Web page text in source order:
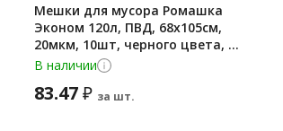
Мешки для мусора Ромашка
Эконом 120л, ПВД, 68х105см,
20мкм, 10шт, черного цвета, в
рулоне
В наличии
83.47₽ за шт.